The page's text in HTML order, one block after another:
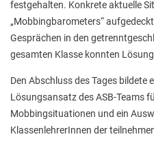
Unsere Schule
Schule digital
Unterricht
Fächer
festgehalten. Konkrete aktuelle
„Mobbingbarometers“
Gesprächen in den
gesamten Klasse konnten
Den Abschluss des Tages bildete
Lösungsansatz des ASB-Teams
Mobbingsituationen und ein
KlassenlehrerInnen der